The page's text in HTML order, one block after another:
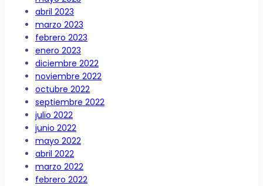
abril 2023
marzo 2023
febrero 2023
enero 2023
diciembre 2022
noviembre 2022
octubre 2022
septiembre 2022
julio 2022
junio 2022
mayo 2022
abril 2022
marzo 2022
febrero 2022